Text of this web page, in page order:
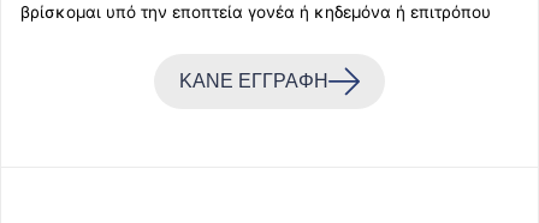
βρίσκομαι υπό την εποπτεία γονέα ή κηδεμόνα ή επιτρόπου
ΚΑΝΕ ΕΓΓΡΑΦΗ